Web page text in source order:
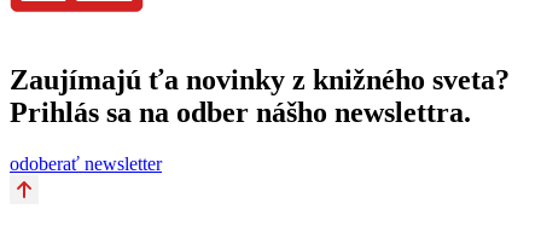
Zaujímajú ťa novinky z knižného sveta?
Prihlás sa na odber nášho newslettra.
odoberať newsletter